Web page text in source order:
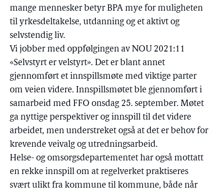
mange mennesker betyr BPA mye for muligheten
til yrkesdeltakelse, utdanning og et aktivt og
selvstendig liv.
Vi jobber med oppfølgingen av NOU 2021:11
«Selvstyrt er velstyrt». Det er blant annet
gjennomført et innspillsmøte med viktige parter
om veien videre. Innspillsmøtet ble gjennomført i
samarbeid med FFO onsdag 25. september. Møtet
ga nyttige perspektiver og innspill til det videre
arbeidet, men understreket også at det er behov for
krevende veivalg og utredningsarbeid.
Helse- og omsorgsdepartementet har også mottatt
en rekke innspill om at regelverket praktiseres
svært ulikt fra kommune til kommune, både når